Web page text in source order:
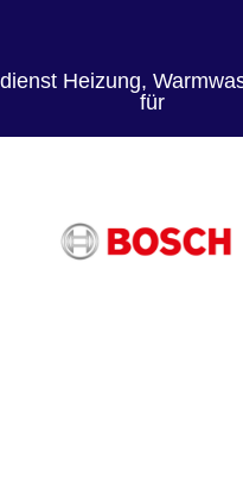
Heizung,
für